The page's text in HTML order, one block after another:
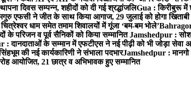
दिवस सम्पन्न, शहीदों को दी गई श्रद्धांजलिGua : किरीबुरू में
एफसी ने जीत के साथ किया आगाज, 29 जुलाई को होगा खिताबी
धाम समेत तमाम शिवालयों में गूंजा ‘बम-बम भोले’
के परिजन व पूर्व सैनिकों को किया सम्मानितJamshedpur :
दानदाताओं के सम्मान में एफटीएस ने नई पीढ़ी को भी जोड़ा सेवा
की नई कार्यकारिणी ने संभाला पदभारJamshedpur : मानगो
आयोजित, 21 छात्र व अभिभावक हुए सम्मानित